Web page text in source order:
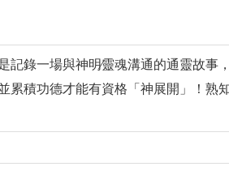
錄一場與神明∕靈魂溝通的通靈故事
積功德才能有資格「神展開」！熟